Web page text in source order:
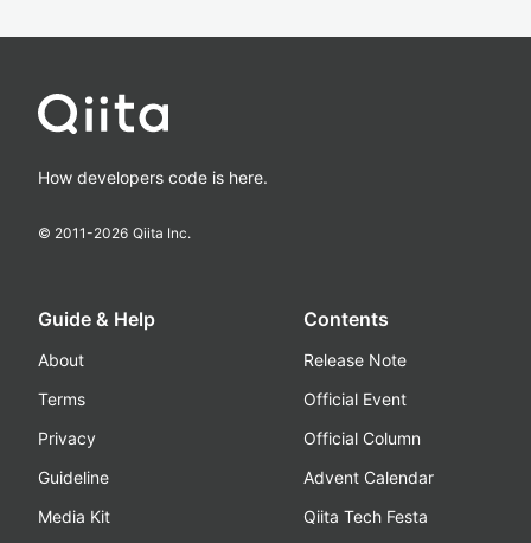
How developers code is here.
© 2011-2026 Qiita Inc.
Guide & Help
About
Terms
Privacy
Guideline
Media Kit
Contents
Release Note
Official Event
Official Column
Advent Calendar
Qiita Tech Festa